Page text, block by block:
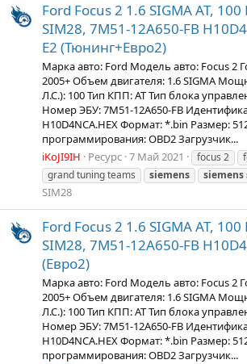
Ford Focus 2 1.6 SIGMA AT,
SIM28, 7M51-12A650-FB
Е2 (Тюнинг+Евро2)
Марка авто: Ford Модель авто: Focus 2
2005+ Объем двигателя: 1.6 SIGMA
Л.С.): 100 Тип КПП: AT Тип блока
Номер ЭБУ: 7M51-12A650-FB
H10D4NCA.HEX Формат: *.bin Размер:
программирования: OBD2 Загрузчик...
iKoJI9IH
Ресурс 7 Май 2021 focus 2
grand tuning teams
siemens siemens
SIM28
Ford Focus 2 1.6 SIGMA AT,
SIM28, 7M51-12A650-FB
(Евро2)
Марка авто: Ford Модель авто: Focus 2
2005+ Объем двигателя: 1.6 SIGMA
Л.С.): 100 Тип КПП: AT Тип блока
Номер ЭБУ: 7M51-12A650-FB
H10D4NCA.HEX Формат: *.bin Размер:
программирования: OBD2 Загрузчик...